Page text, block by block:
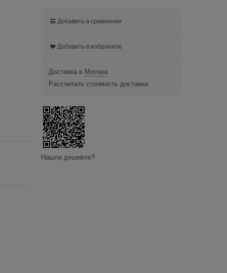
Добавить в сравнение
Добавить в избранное
Доставка в Москва
Рассчитать стоимость доставки
Нашли дешевле?